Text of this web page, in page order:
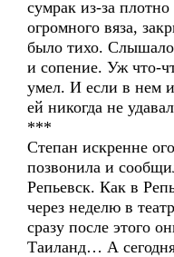
сумрак из-за
огромного вяза,
было тихо.
и сопение. Уж что-
умел. И если в нем
ей никогда не
***
Степан искренне
позвонила и
Репьевск. Как в
через неделю в
сразу после этого
Таиланд… А